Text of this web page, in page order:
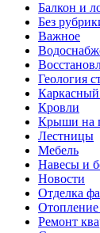
Балкон и
Без
Важное
Геология
Кровли
Крыши на
Лестницы
Мебель
Навесы и
Новости
Отделка
Отопление
Ремонт